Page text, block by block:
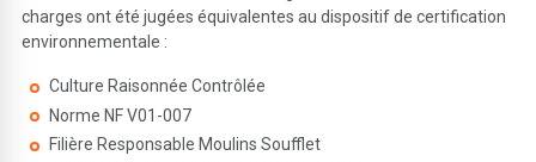
charges ont été jugées équivalentes au dispositif de certification
environnementale :
Culture Raisonnée Contrôlée
Norme NF V01-007
Filière Responsable Moulins Soufflet